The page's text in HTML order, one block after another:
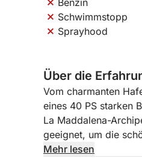
Benzin
Schwimmstopp
Sprayhood
Über die
Vom charmanten
eines 40 PS starken
La Maddalena-
geeignet, um die
Erlebnis zu bieten.
Mehr lesen